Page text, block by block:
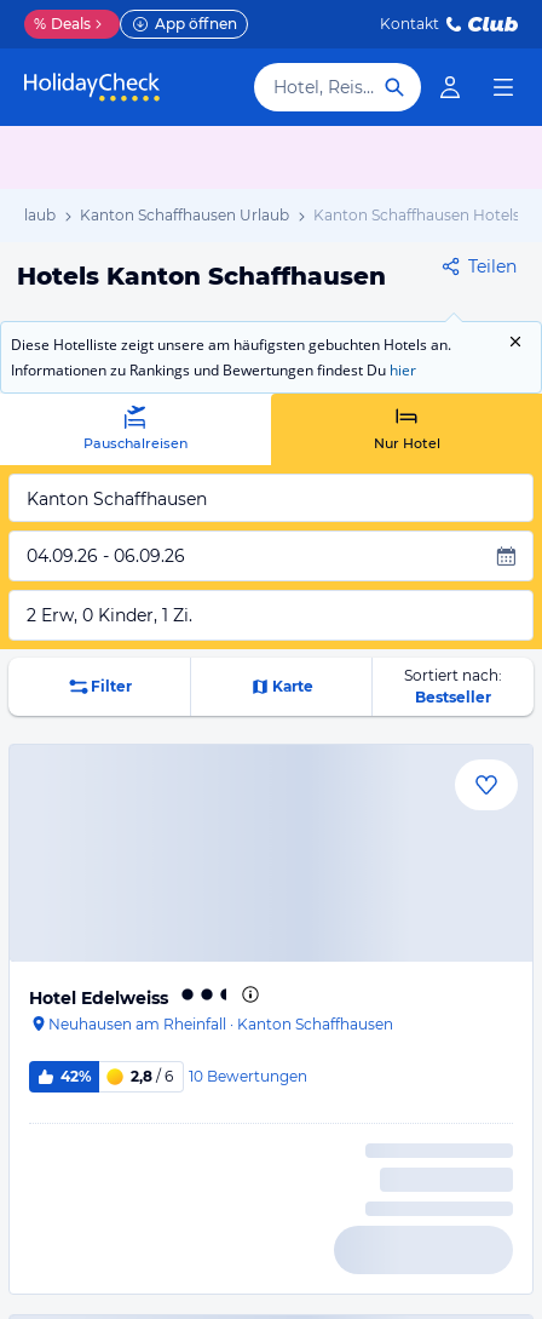
% Deals App öffnen Kontakt
Hotel, Reiseziel
Urlaub Kanton Schaffhausen Urlaub Kanton Schaffhausen Hotels
Hotels Kanton Schaffhausen Teilen
Diese Hotelliste zeigt unsere am häufigsten gebuchten Hotels an.
Informationen zu Rankings und Bewertungen findest Du hier
Pauschalreisen Nur Hotel
Kanton Schaffhausen
04.09.26 - 06.09.26
2 Erw, 0 Kinder, 1 Zi.
Filter Karte
Sortiert nach:
Bestseller
Hotel Edelweiss
Neuhausen am Rheinfall · Kanton Schaffhausen
42% 2,8 / 6 10 Bewertungen